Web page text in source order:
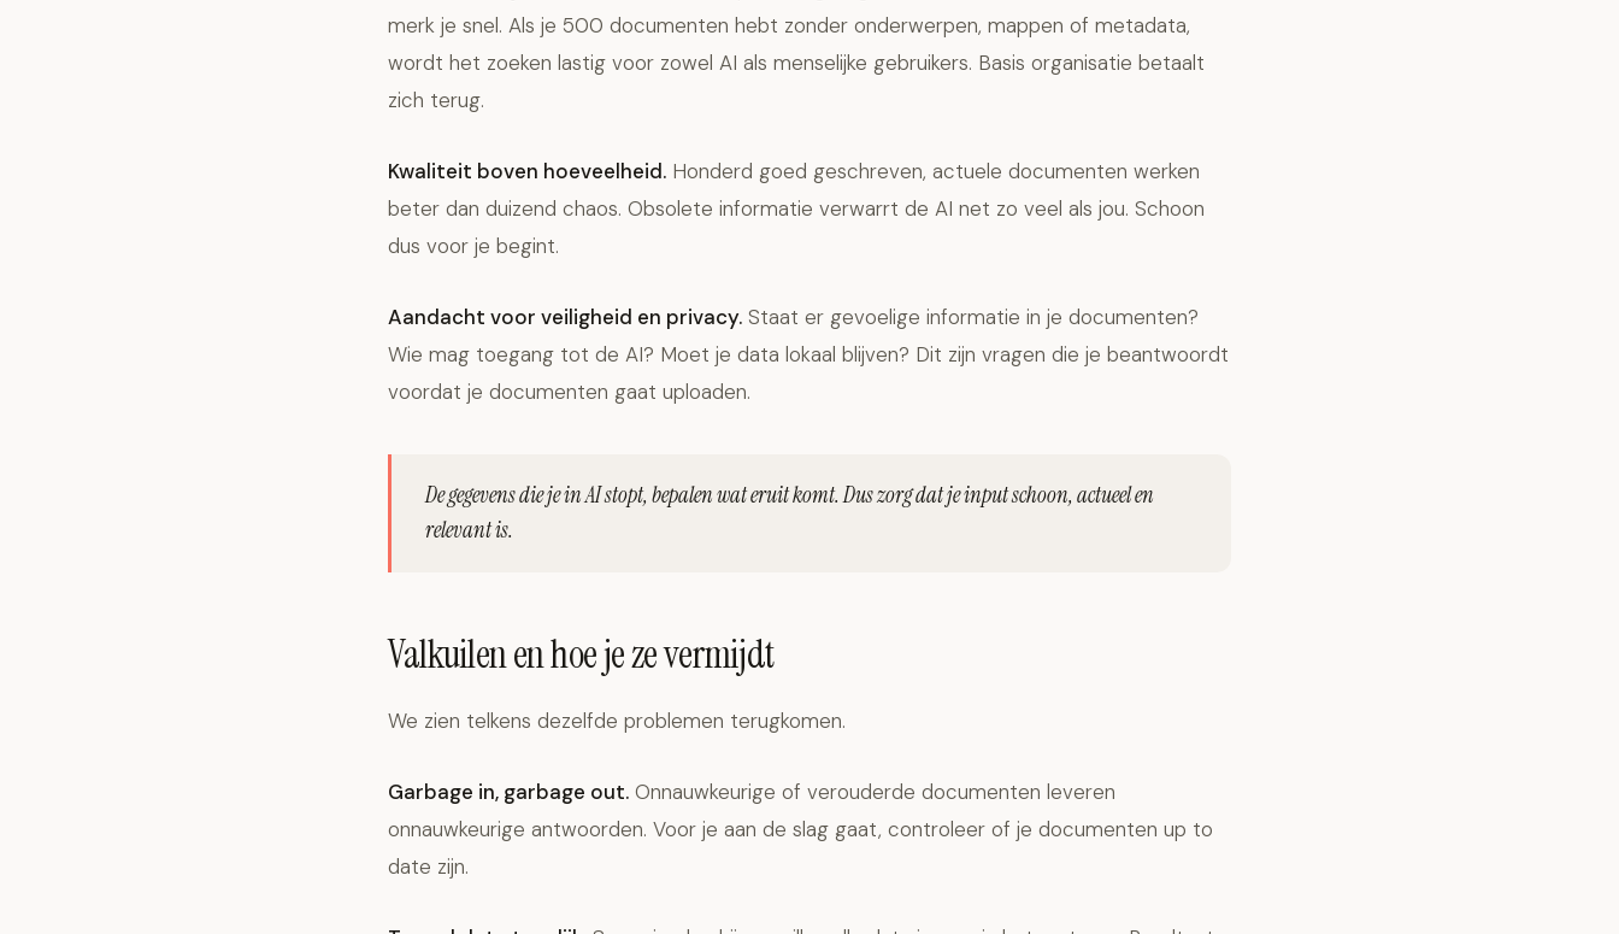
merk je snel. Als je 500 documenten hebt zonder onderwerpen, mappen of metadata,
wordt het zoeken lastig voor zowel AI als menselijke gebruikers. Basis organisatie betaalt
zich terug.
Kwaliteit boven hoeveelheid. Honderd goed geschreven, actuele documenten werken
beter dan duizend chaos. Obsolete informatie verwarrt de AI net zo veel als jou. Schoon
dus voor je begint.
Aandacht voor veiligheid en privacy. Staat er gevoelige informatie in je documenten?
Wie mag toegang tot de AI? Moet je data lokaal blijven? Dit zijn vragen die je beantwoordt
voordat je documenten gaat uploaden.
De gegevens die je in AI stopt, bepalen wat eruit komt. Dus zorg dat je input schoon, actueel en
relevant is.
Valkuilen en hoe je ze vermijdt
We zien telkens dezelfde problemen terugkomen.
Garbage in, garbage out. Onnauwkeurige of verouderde documenten leveren
onnauwkeurige antwoorden. Voor je aan de slag gaat, controleer of je documenten up to
date zijn.